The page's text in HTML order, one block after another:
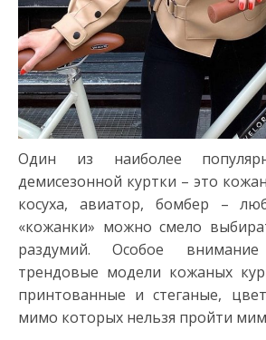
Один из наиболее
демисезонной куртки – это
косуха, авиатор, бомбер –
«кожанки» можно смело
раздумий. Особое
трендовые модели кожаных
принтованные и стеганые,
мимо которых нельзя пройти